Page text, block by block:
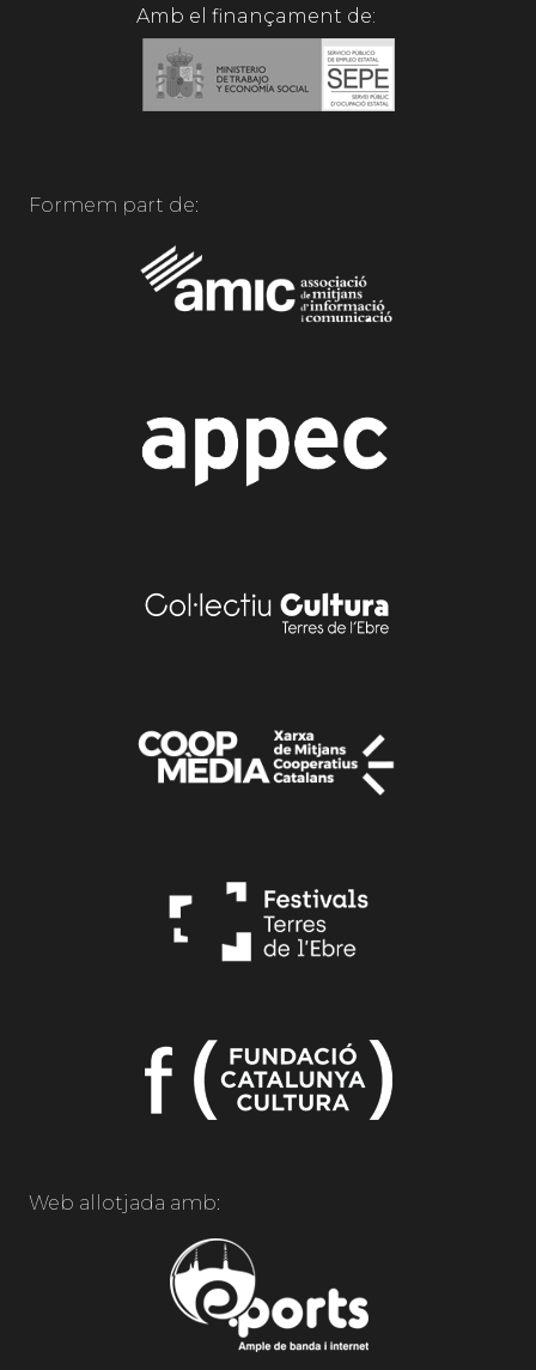
Amb el finançament de:
Formem part de:
Web allotjada amb: